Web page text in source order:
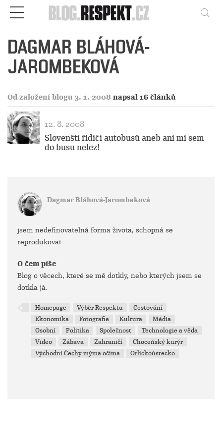
Respekt
DAGMAR BLÁHOVÁ-
JAROMBEKOVÁ
Od založení blogu 3. 1. 2008 napsal 16 článků
12. 8. 2008
Slovenští řidiči autobusů aneb ani mi sem
do busu nelez!
Dagmar Bláhová-Jarombeková
jsem nedefinovatelná forma života, schopná se
reprodukovat
O čem píše
Blog o věcech, které se mě dotkly, nebo kterých jsem se
dotkla já.
Homepage Výběr Respektu
Cestování
Ekonomika
Fotografie Kultura
Média
Osobní
Politika Společnost
Technologie a věda
Video
Zábava Zahraničí
Choceňský kurýr
Východní Čechy mýma očima
Orlickoústecko